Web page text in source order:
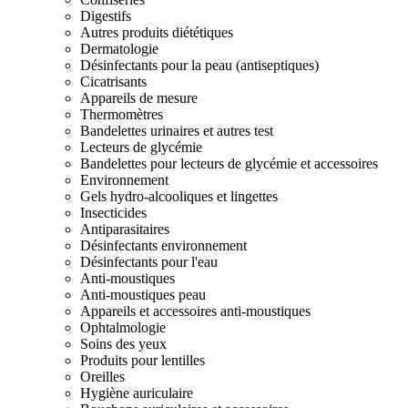
Digestifs
Autres produits diététiques
Dermatologie
Désinfectants pour la peau (antiseptiques)
Cicatrisants
Appareils de mesure
Thermomètres
Bandelettes urinaires et autres test
Lecteurs de glycémie
Bandelettes pour lecteurs de glycémie et accessoires
Environnement
Gels hydro-alcooliques et lingettes
Insecticides
Antiparasitaires
Désinfectants environnement
Désinfectants pour l'eau
Anti-moustiques
Anti-moustiques peau
Appareils et accessoires anti-moustiques
Ophtalmologie
Soins des yeux
Produits pour lentilles
Oreilles
Hygiène auriculaire